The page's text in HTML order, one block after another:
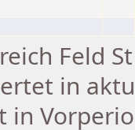
Feld
in
in